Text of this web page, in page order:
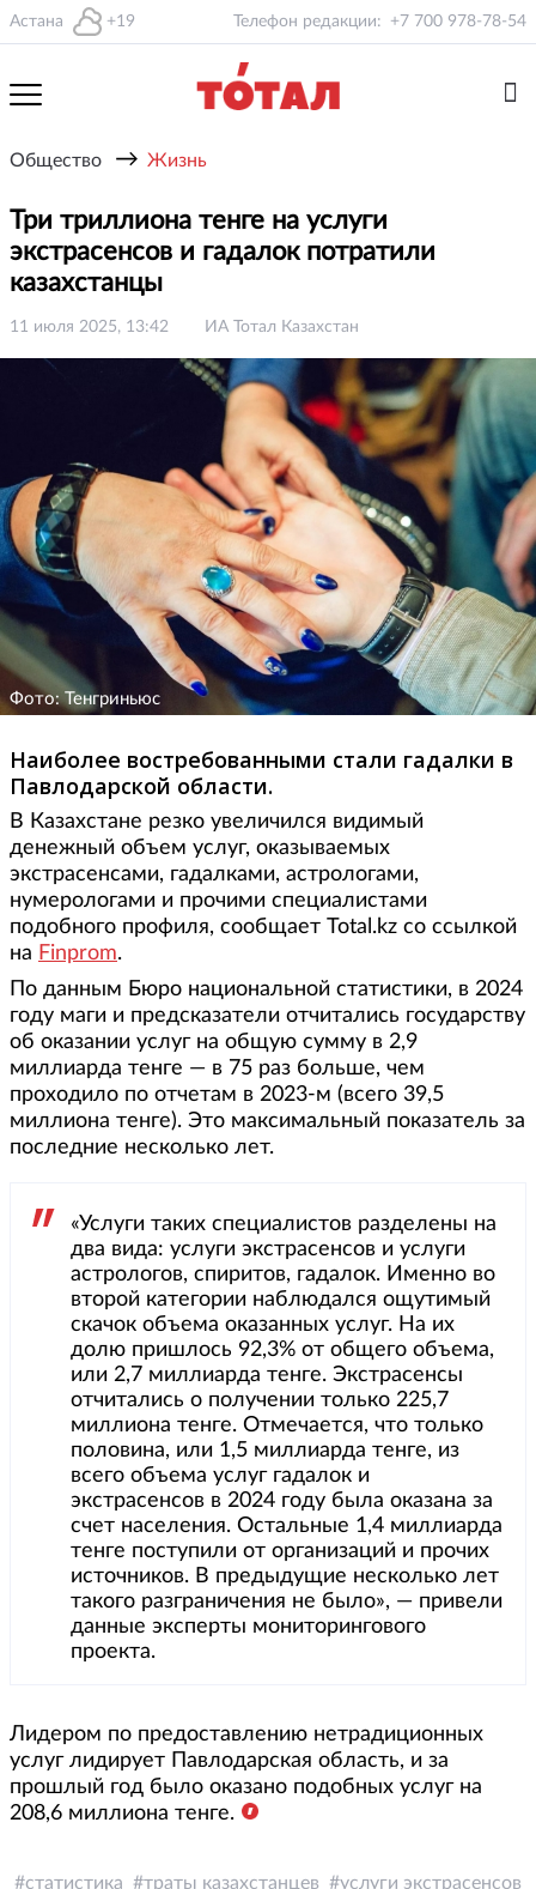
Астана +19 Телефон редакции: +7 700 978-78-54
Общество → Жизнь
Три триллиона тенге на услуги
экстрасенсов и гадалок потратили
казахстанцы
11 июля 2025, 13:42 ИА Тотал Казахстан
Фото: Тенгриньюс
Наиболее востребованными стали гадалки в
Павлодарской области.
В Казахстане резко увеличился видимый
денежный объем услуг, оказываемых
экстрасенсами, гадалками, астрологами,
нумерологами и прочими специалистами
подобного профиля, сообщает Total.kz со ссылкой
на Finprom.
По данным Бюро национальной статистики, в 2024
году маги и предсказатели отчитались государству
об оказании услуг на общую сумму в 2,9
миллиарда тенге — в 75 раз больше, чем
проходило по отчетам в 2023-м (всего 39,5
миллиона тенге). Это максимальный показатель за
последние несколько лет.
«Услуги таких специалистов разделены на
два вида: услуги экстрасенсов и услуги
астрологов, спиритов, гадалок. Именно во
второй категории наблюдался ощутимый
скачок объема оказанных услуг. На их
долю пришлось 92,3% от общего объема,
или 2,7 миллиарда тенге. Экстрасенсы
отчитались о получении только 225,7
миллиона тенге. Отмечается, что только
половина, или 1,5 миллиарда тенге, из
всего объема услуг гадалок и
экстрасенсов в 2024 году была оказана за
счет населения. Остальные 1,4 миллиарда
тенге поступили от организаций и прочих
источников. В предыдущие несколько лет
такого разграничения не было», — привели
данные эксперты мониторингового
проекта.
Лидером по предоставлению нетрадиционных
услуг лидирует Павлодарская область, и за
прошлый год было оказано подобных услуг на
208,6 миллиона тенге.
статистика траты казахстанцев услуги экстрасенсов